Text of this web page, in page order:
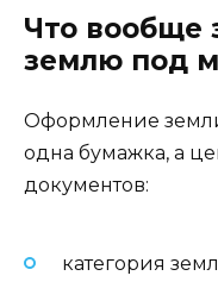
Что вообще
землю под
Оформление
одна бумажка, а
документов:
категория